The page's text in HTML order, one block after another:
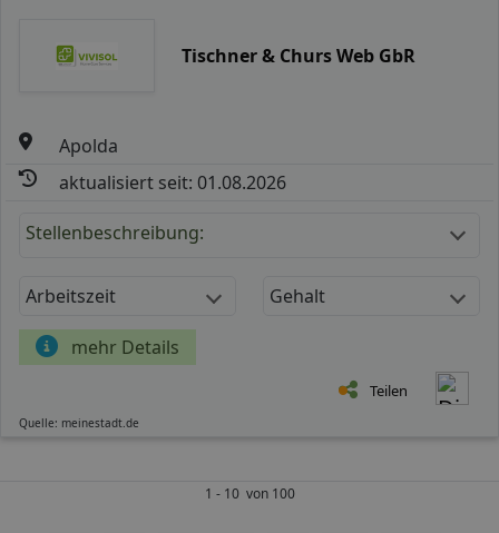
Tischner & Churs Web GbR
Apolda
aktualisiert seit: 01.08.2026
Stellenbeschreibung:
Arbeitszeit Gehalt
mehr Details
Teilen
Quelle: meinestadt.de
1 - 10 von 100